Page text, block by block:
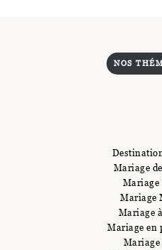
NOS
Mariage
Mariage
Mariage
Mariage
Mariage en
Mariage